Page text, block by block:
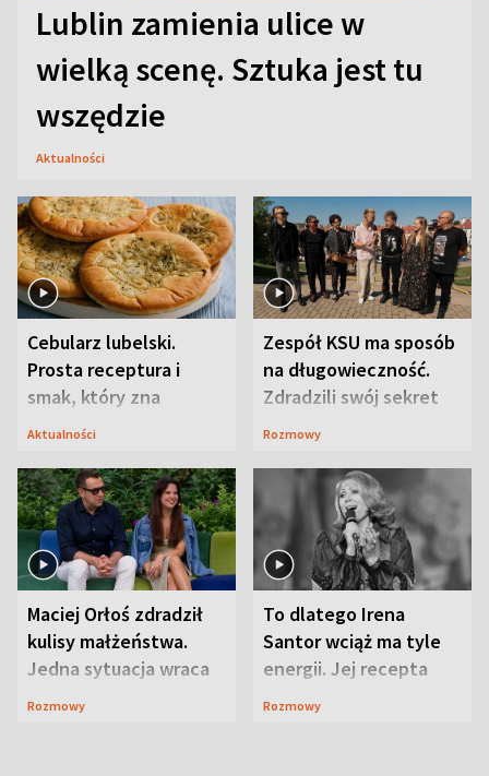
Lublin zamienia ulice w
wielką scenę. Sztuka jest tu
wszędzie
Aktualności
Cebularz lubelski.
Prosta receptura i
smak, który zna
Lubelszczyzna
Aktualności
Zespół KSU ma sposób
na długowieczność.
Zdradzili swój sekret
Rozmowy
Maciej Orłoś zdradził
kulisy małżeństwa.
Jedna sytuacja wraca
jak bumerang
Rozmowy
To dlatego Irena
Santor wciąż ma tyle
energii. Jej recepta
jest zaskakująco
Rozmowy